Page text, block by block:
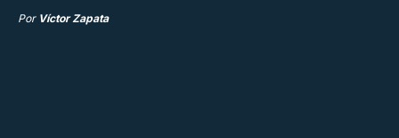
Por Víctor Zapata